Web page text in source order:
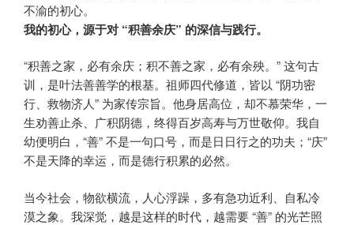
不渝的初心。
我的初心，源于对 “积善余庆” 的深信与践行。
“积善之家，必有余庆；积不善之家，必有余殃。” 这句古
训，是叶法善善学的根基。祖师四代修道，皆以 “阴功密
行、救物济人” 为家传宗旨。他身居高位，却不慕荣华，一
生劝善止杀、广积阴德，终得百岁高寿与万世敬仰。我自
幼便明白，“善” 不是一句口号，而是日日行之的功夫；“庆”
不是天降的幸运，而是德行积累的必然。
当今社会，物欲横流，人心浮躁，多有急功近利、自私冷
漠之象。我深觉，越是这样的时代，越需要 “善” 的光芒照